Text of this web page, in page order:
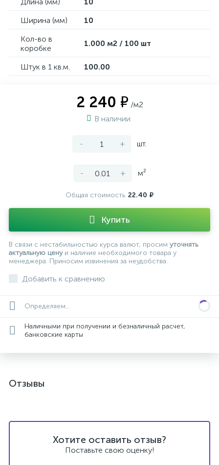
Ширина (мм)
10
Кол-во в
коробке
1.000 м2 / 100 шт
Штук в 1 кв.м. 100.00
2 240 ₽ /м2
В наличии
- + шт.
- + м²
Общая стоимость 22.40 ₽
Купить
В связи с нестабильностью курса валют, просим уточнять
актуальную ценуи наличие необходимого товара у
менеджера. Приносим извинения за неудобства.
Добавить к сравнению
Определяем...
Наличными при получении и безналичный расчет,
банковские карты
Отзывы
Хотите оставить отзыв?
Поставьте свою оценку!